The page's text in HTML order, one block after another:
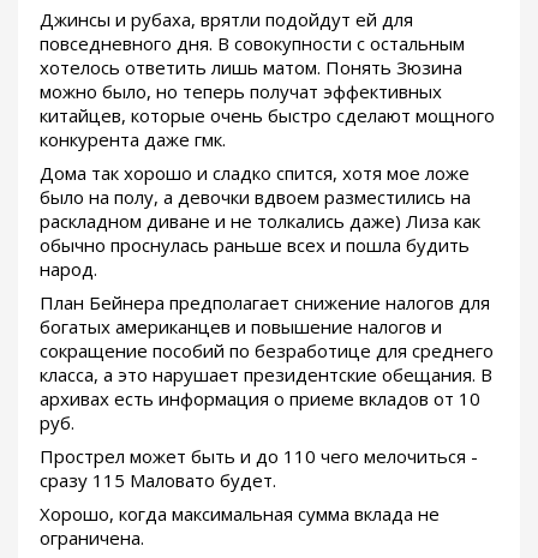
Джинсы и рубаха, врятли подойдут ей для
повседневного дня. В совокупности с остальным
хотелось ответить лишь матом. Понять Зюзина
можно было, но теперь получат эффективных
китайцев, которые очень быстро сделают мощного
конкурента даже гмк.
Дома так хорошо и сладко спится, хотя мое ложе
было на полу, а девочки вдвоем разместились на
раскладном диване и не толкались даже) Лиза как
обычно проснулась раньше всех и пошла будить
народ.
План Бейнера предполагает снижение налогов для
богатых американцев и повышение налогов и
сокращение пособий по безработице для среднего
класса, а это нарушает президентские обещания. В
архивах есть информация о приеме вкладов от 10
руб.
Прострел может быть и до 110 чего мелочиться -
сразу 115 Маловато будет.
Хорошо, когда максимальная сумма вклада не
ограничена.